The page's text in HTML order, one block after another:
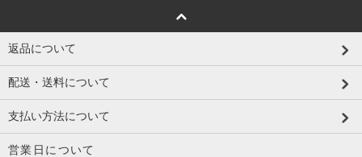
返品について
配送・送料について
支払い方法について
営業日について